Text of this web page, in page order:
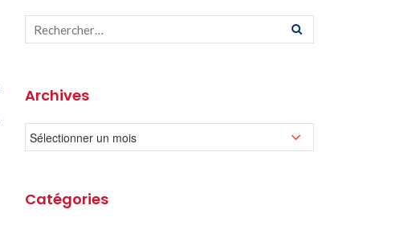
Archives
Catégories